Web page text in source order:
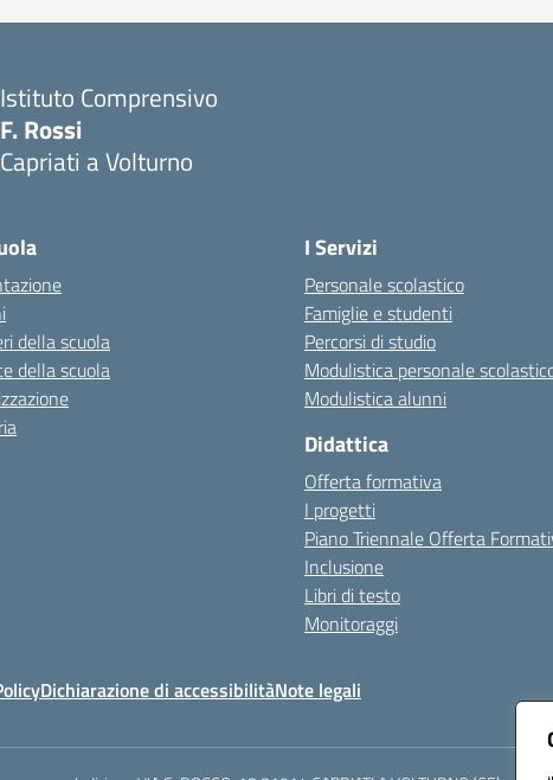
Istituto Comprensivo
F. Rossi
Capriati a Volturno
della scuola
della scuola
I Servizi
Personale scolastico
Famiglie e studenti
Percorsi di studio
Modulistica personale
Modulistica alunni
Didattica
Offerta formativa
I progetti
Piano Triennale Offerta
Inclusione
Libri di testo
Monitoraggi
Dichiarazione di accessibilitàNote legali